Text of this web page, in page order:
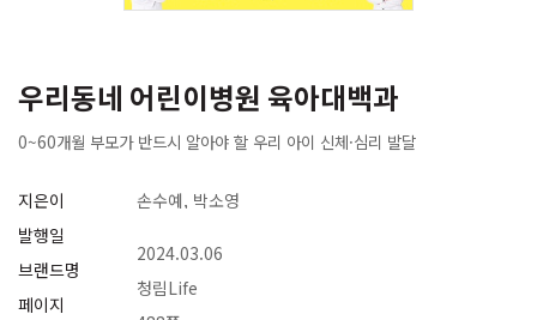
우리동네 어린이병원 육아대백과
0~60개월 부모가 반드시 알아야 할 우리 아이 신체·심리 발달
지은이
발행일
브랜드명
페이지
손수예, 박소영
2024.03.06
청림Life